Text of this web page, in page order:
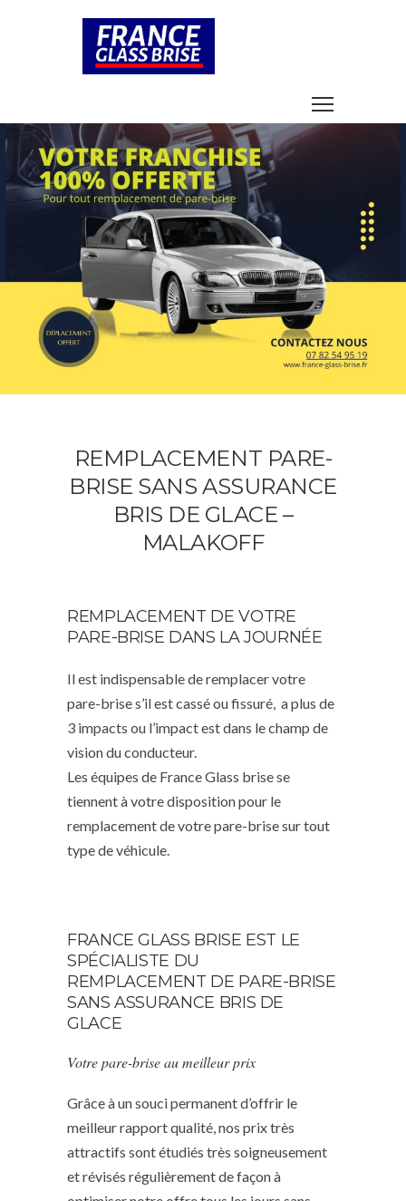
REMPLACEMENT PARE-
BRISE SANS ASSURANCE
BRIS DE GLACE –
MALAKOFF
REMPLACEMENT DE VOTRE
PARE-BRISE DANS LA JOURNÉE
Il est indispensable de remplacer votre
pare-brise s’il est cassé ou fissuré, a plus de
3 impacts ou l’impact est dans le champ de
vision du conducteur.
Les équipes de France Glass brise se
tiennent à votre disposition pour le
remplacement de votre pare-brise sur tout
type de véhicule.
FRANCE GLASS BRISE EST LE
SPÉCIALISTE DU
REMPLACEMENT DE PARE-BRISE
SANS ASSURANCE BRIS DE
GLACE
Votre pare-brise au meilleur prix
Grâce à un souci permanent d’offrir le
meilleur rapport qualité, nos prix très
attractifs sont étudiés très soigneusement
et révisés régulièrement de façon à